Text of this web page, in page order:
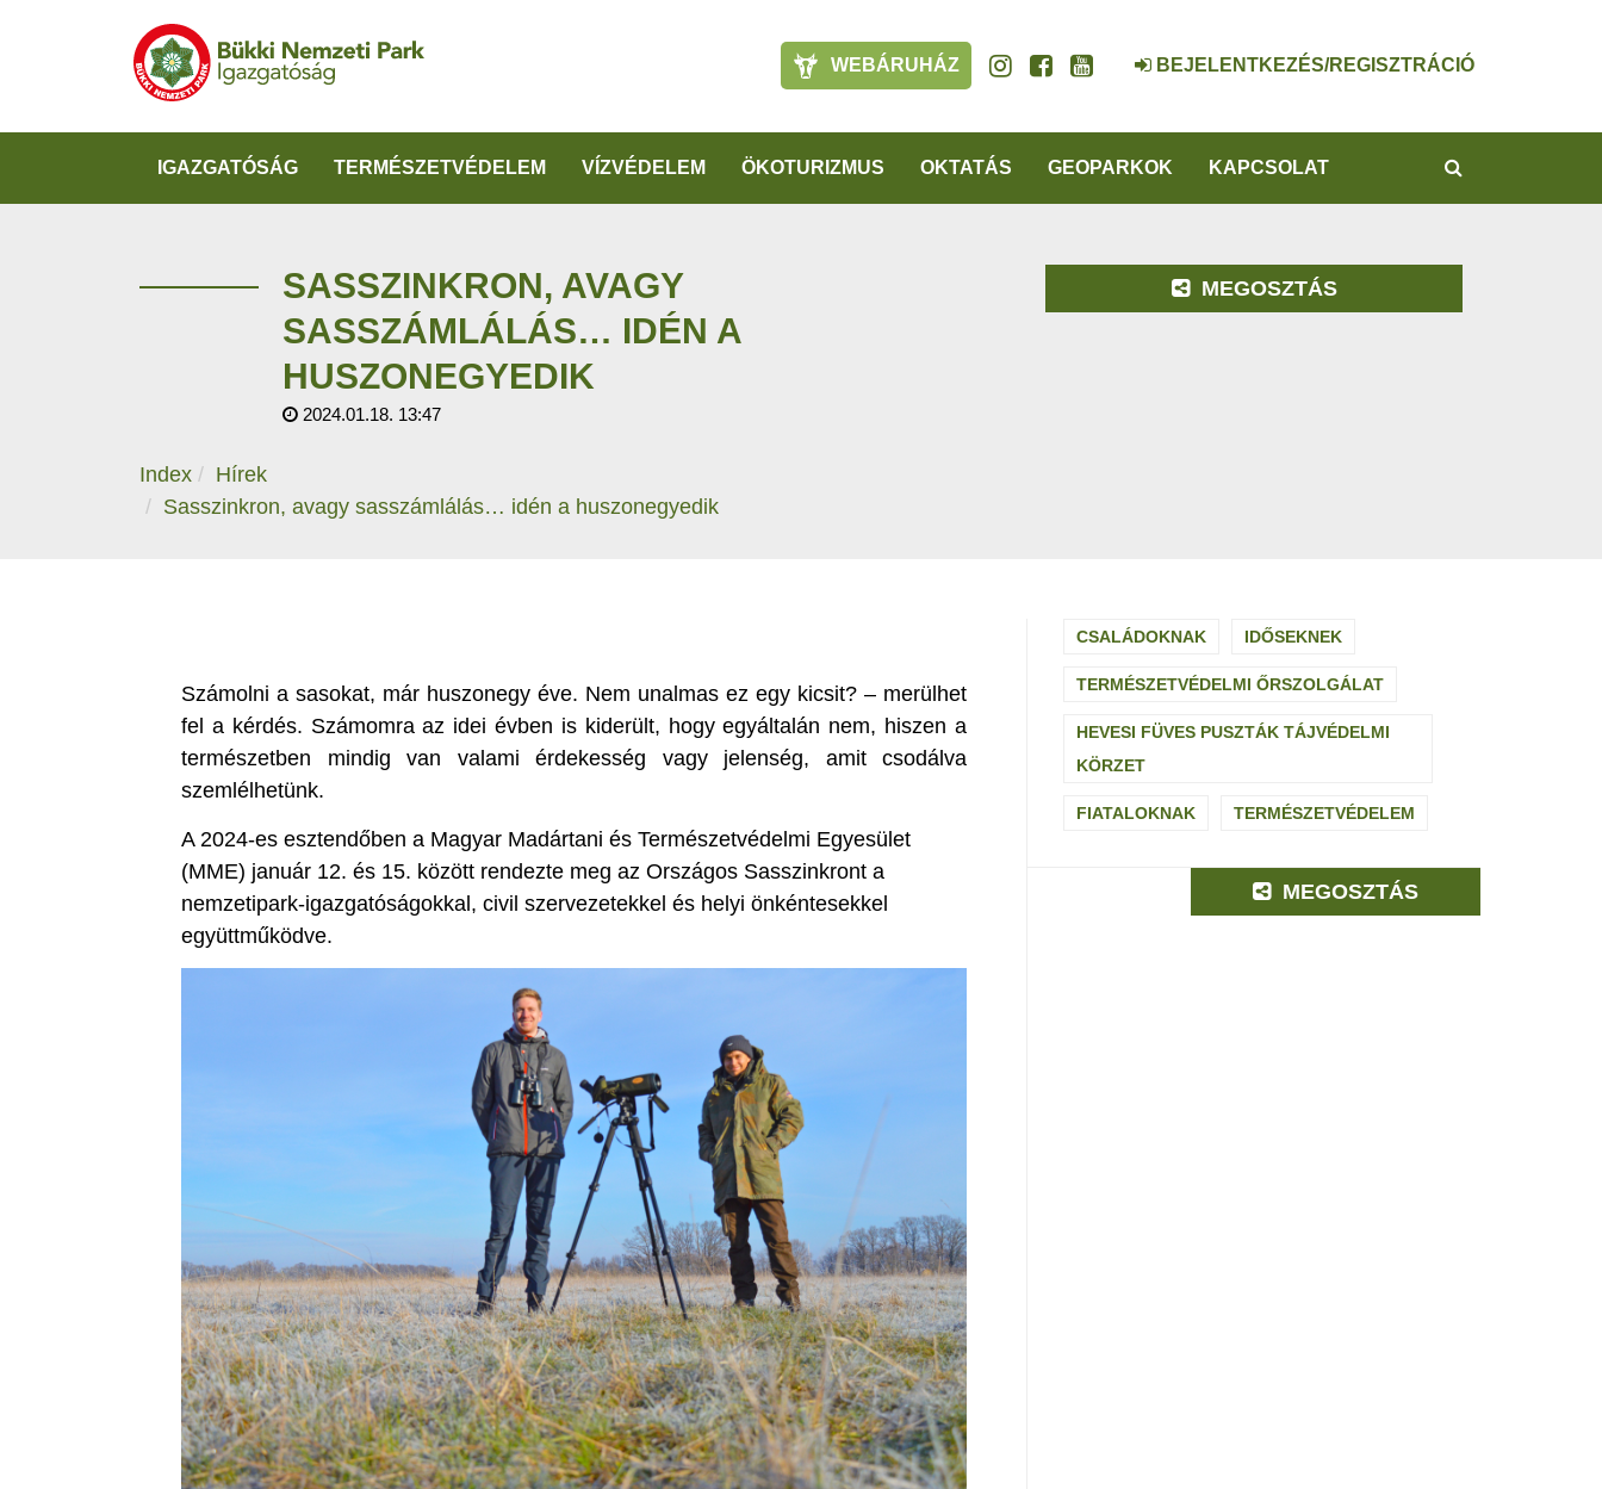
WEBÁRUHÁZ BEJELENTKEZÉS/REGISZTRÁCIÓ
IGAZGATÓSÁG TERMÉSZETVÉDELEM VÍZVÉDELEM ÖKOTURIZMUS OKTATÁS GEOPARKOK KAPCSOLAT
SASSZINKRON, AVAGY
SASSZÁMLÁLÁS… IDÉN A
HUSZONEGYEDIK
2024.01.18. 13:47
Index
Hírek
Sasszinkron, avagy sasszámlálás… idén a huszonegyedik
MEGOSZTÁS
Számolni a sasokat, már huszonegy éve. Nem unalmas ez egy kicsit? – merülhet
fel a kérdés. Számomra az idei évben is kiderült, hogy egyáltalán nem, hiszen a
természetben mindig van valami érdekesség vagy jelenség, amit csodálva
szemlélhetünk.
A 2024-es esztendőben a Magyar Madártani és Természetvédelmi Egyesület
(MME) január 12. és 15. között rendezte meg az Országos Sasszinkront a
nemzetipark-igazgatóságokkal, civil szervezetekkel és helyi önkéntesekkel
együttműködve.
CSALÁDOKNAK IDŐSEKNEK
TERMÉSZETVÉDELMI ŐRSZOLGÁLAT
HEVESI FÜVES PUSZTÁK TÁJVÉDELMI
KÖRZET
FIATALOKNAK TERMÉSZETVÉDELEM
MEGOSZTÁS